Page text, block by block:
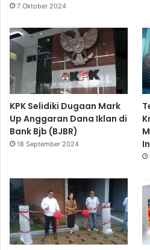
7 Oktober 2024
KPK Selidiki Dugaan Mark
Up Anggaran Dana Iklan di
Bank Bjb (BJBR)
18 September 2024